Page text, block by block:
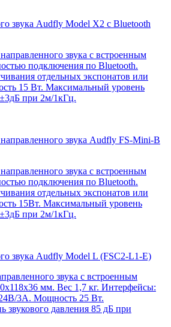
звука Audfly Model X2 с Bluetooth
звука с встроенным
подключения по Bluetooth.
отдельных экспонатов или
15 Вт. Максимальный уровень
при 2м/1кГц.
звука Audfly FS-Mini-B
звука с встроенным
подключения по Bluetooth.
отдельных экспонатов или
15Вт. Максимальный уровень
при 2м/1кГц.
звука Audfly Model L (FSC2-L1-E)
звука с встроенным
мм. Вес 1,7 кг. Интерфейсы:
3A. Мощность 25 Вт.
звукового давления 85 дБ при